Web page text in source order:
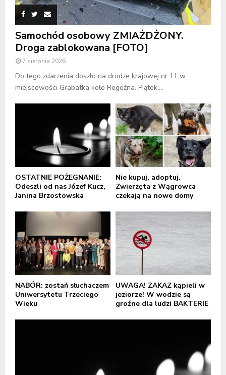
Samochód osobowy ZMIAŻDŻONY.
Droga zablokowana [FOTO]
7 sierpnia 2026
Do tego zdarzenia doszło na drodze krajowej nr 11 w
miejscowości Grabatka koło Rogoźna. Piątek,...
OSTATNIE POŻEGNANIE:
Odeszli od nas Józef Kucz,
Janina Brzostowska
Nie kupuj, adoptuj.
Zwierzęta z Wągrowca
czekają na nowe domy
NABÓR: zostań słuchaczem
Uniwersytetu Trzeciego
Wieku
UWAGA! ZAKAZ kąpieli w
jeziorze! W wodzie są
groźne dla ludzi BAKTERIE